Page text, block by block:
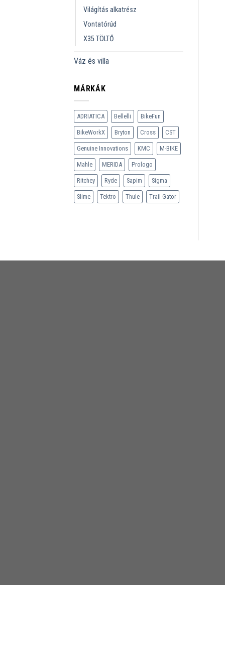
Világítás alkatrész
Vontatórúd
X35 TÖLTŐ
Váz és villa
MÁRKÁK
ADRIATICA Bellelli BikeFun
BikeWorkX Bryton Cross CST
Genuine Innovations KMC M-BIKE
Mahle MERIDA Prologo
Ritchey Ryde Sapim Sigma
Slime Tektro Thule Trail-Gator